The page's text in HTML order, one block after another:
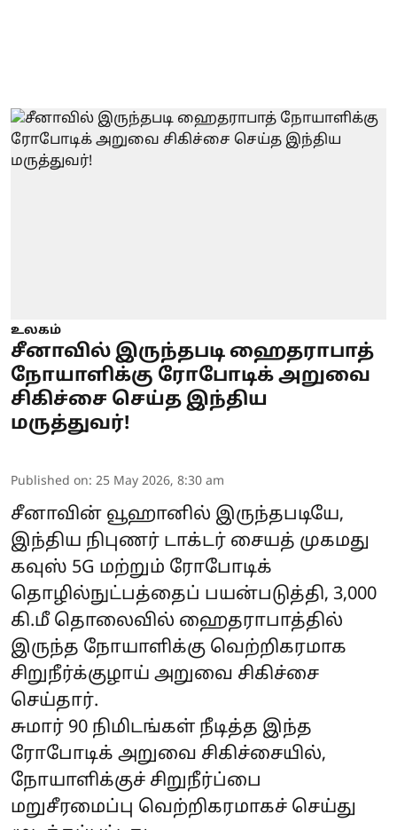
உலகம்
சீனாவில் இருந்தபடி ஹைதராபாத்
நோயாளிக்கு ரோபோடிக் அறுவை
சிகிச்சை செய்த இந்திய
மருத்துவர்!
Published on: 25 May 2026, 8:30 am
சீனாவின் வூஹானில் இருந்தபடியே,
இந்திய நிபுணர் டாக்டர் சையத் முகமது
கவுஸ் 5G மற்றும் ரோபோடிக்
தொழில்நுட்பத்தைப் பயன்படுத்தி, 3,000
கி.மீ தொலைவில் ஹைதராபாத்தில்
இருந்த நோயாளிக்கு வெற்றிகரமாக
சிறுநீர்க்குழாய் அறுவை சிகிச்சை
செய்தார்.
சுமார் 90 நிமிடங்கள் நீடித்த இந்த
ரோபோடிக் அறுவை சிகிச்சையில்,
நோயாளிக்குச் சிறுநீர்ப்பை
மறுசீரமைப்பு வெற்றிகரமாகச் செய்து